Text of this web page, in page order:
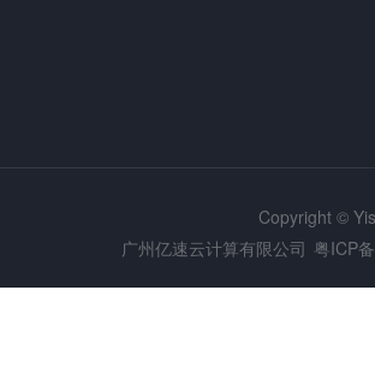
Copyright ©
广州亿速云计算有限公司 粤ICP